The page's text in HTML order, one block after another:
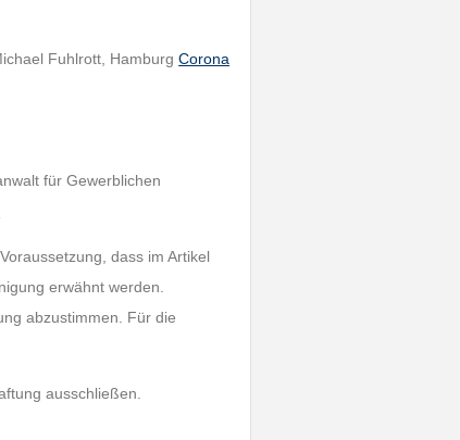
Fuhlrott, HamburgCorona
für Gewerblichen
dass im Artikel
erwähnt werden.
abzustimmen. Für die
ausschließen.